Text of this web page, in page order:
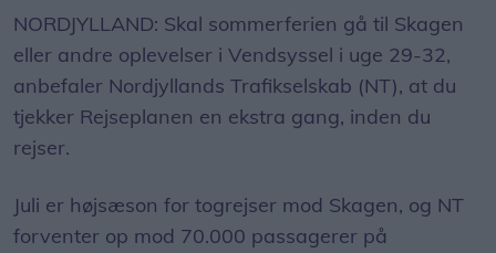
NORDJYLLAND: Skal sommerferien gå til Skagen
eller andre oplevelser i Vendsyssel i uge 29-32,
anbefaler Nordjyllands Trafikselskab (NT), at du
tjekker Rejseplanen en ekstra gang, inden du
rejser.
Juli er højsæson for togrejser mod Skagen, og NT
forventer op mod 70.000 passagerer på